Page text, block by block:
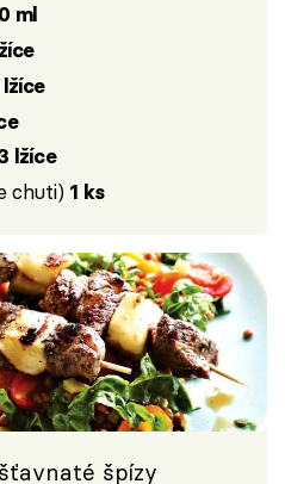
ml
lžíce
chuti) 1 ks
špízy